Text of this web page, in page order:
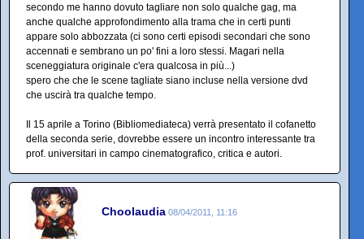
secondo me hanno dovuto tagliare non solo qualche gag, ma
anche qualche approfondimento alla trama che in certi punti
appare solo abbozzata (ci sono certi episodi secondari che sono
accennati e sembrano un po' fini a loro stessi. Magari nella
sceneggiatura originale c'era qualcosa in più...)
spero che che le scene tagliate siano incluse nella versione dvd
che uscirà tra qualche tempo.
Il 15 aprile a Torino (Bibliomediateca) verrà presentato il cofanetto
della seconda serie, dovrebbe essere un incontro interessante tra
prof. universitari in campo cinematografico, critica e autori.
Choolaudia 08/04/2011, 11:16